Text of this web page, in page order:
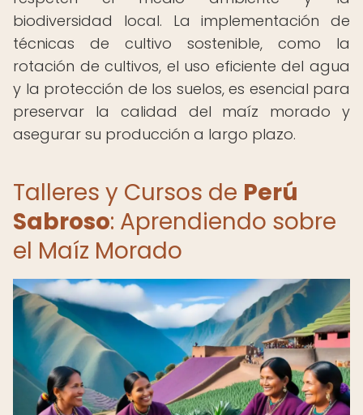
biodiversidad local. La implementación de
técnicas de cultivo sostenible, como la
rotación de cultivos, el uso eficiente del agua
y la protección de los suelos, es esencial para
preservar la calidad del maíz morado y
asegurar su producción a largo plazo.
Talleres y Cursos de Perú
Sabroso: Aprendiendo sobre
el Maíz Morado